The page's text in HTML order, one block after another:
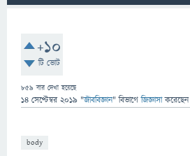
+10
টি ভোট
859 বার দেখা হয়েছে
14 সেপ্টেম্বর 2019 "জীববিজ্ঞান" বিভাগে জিজ্ঞাসাকরেছেন
body